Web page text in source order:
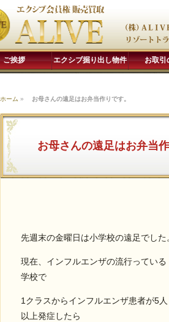
ご挨拶 エクシブ掘り出し物件 お取引
ホーム » お母さんの遠足はお弁当作りです。
お母さんの遠足はお弁当作
先週末の金曜日は小学校の遠足でした
現在、インフルエンザの流行っている
学校で
1クラスからインフルエンザ患者が5人
以上発症したら